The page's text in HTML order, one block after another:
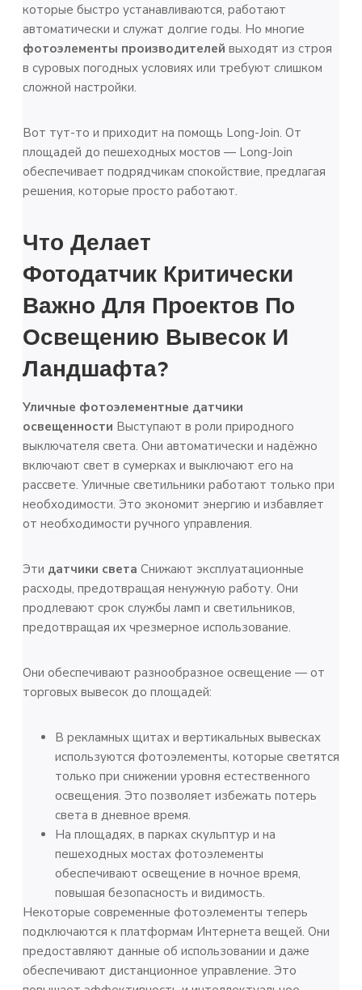
которые быстро устанавливаются, работают
автоматически и служат долгие годы. Но многие
фотоэлементы производителей выходят из строя
в суровых погодных условиях или требуют слишком
сложной настройки.
Вот тут-то и приходит на помощь Long-Join. От
площадей до пешеходных мостов — Long-Join
обеспечивает подрядчикам спокойствие, предлагая
решения, которые просто работают.
Что Делает
Фотодатчик Критически
Важно Для Проектов По
Освещению Вывесок И
Ландшафта?
Уличные фотоэлементные датчики
освещенности Выступают в роли природного
выключателя света. Они автоматически и надёжно
включают свет в сумерках и выключают его на
рассвете. Уличные светильники работают только при
необходимости. Это экономит энергию и избавляет
от необходимости ручного управления.
Эти датчики света Снижают эксплуатационные
расходы, предотвращая ненужную работу. Они
продлевают срок службы ламп и светильников,
предотвращая их чрезмерное использование.
Они обеспечивают разнообразное освещение — от
торговых вывесок до площадей:
В рекламных щитах и вертикальных вывесках
используются фотоэлементы, которые светятся
только при снижении уровня естественного
освещения. Это позволяет избежать потерь
света в дневное время.
На площадях, в парках скульптур и на
пешеходных мостах фотоэлементы
обеспечивают освещение в ночное время,
повышая безопасность и видимость.
Некоторые современные фотоэлементы теперь
подключаются к платформам Интернета вещей. Они
предоставляют данные об использовании и даже
обеспечивают дистанционное управление. Это